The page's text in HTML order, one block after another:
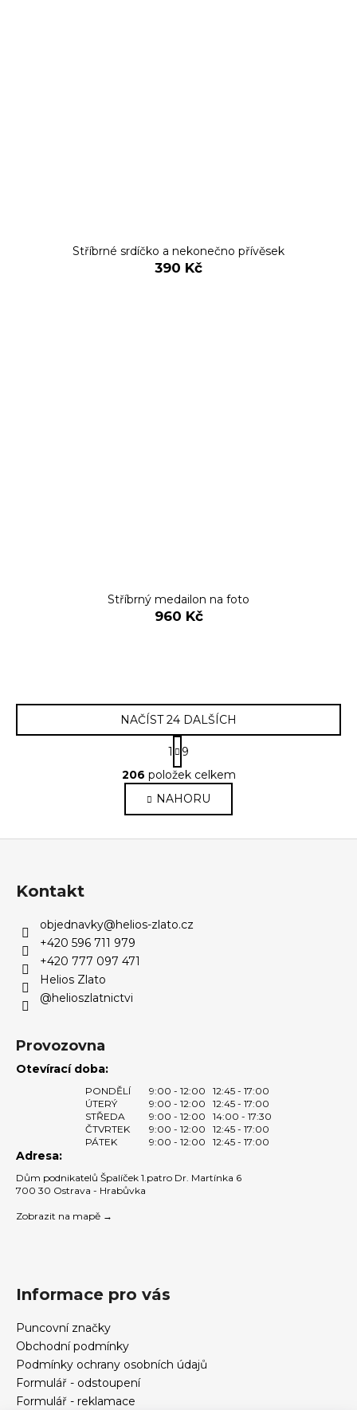
Stříbrné srdíčko a nekonečno přívěsek
390 Kč
Stříbrný medailon na foto
960 Kč
O
v
l
á
d
r
NAČÍST 24 DALŠÍCH
S
t
r
á
n
k
1
9
206 položek celkem
NAHORU
Kontakt
objednavky@helios-zlato.cz
+420 596 711 979
+420 777 097 471
Helios Zlato
@helioszlatnictvi
Provozovna
Otevírací doba:
PONDĚLÍ 9:00 - 12:00
12:45 - 17:00
ÚTERÝ
9:00 - 12:00
12:45 - 17:00
STŘEDA
9:00 - 12:00
14:00 - 17:30
ČTVRTEK
9:00 - 12:00
12:45 - 17:00
PÁTEK
9:00 - 12:00 12:45 - 17:00
Adresa:
Dům podnikatelů Špalíček 1.patro Dr. Martínka 6
700 30 Ostrava - Hrabůvka
Zobrazit na mapě →
Informace pro vás
Puncovní značky
Obchodní podmínky
Podmínky ochrany osobních údajů
Formulář - odstoupení
Formulář - reklamace